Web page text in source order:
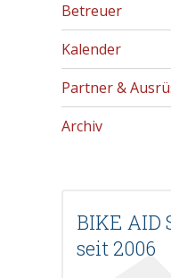
Betreuer
Kalender
Partner &
Archiv
BIKE AID
seit 2006